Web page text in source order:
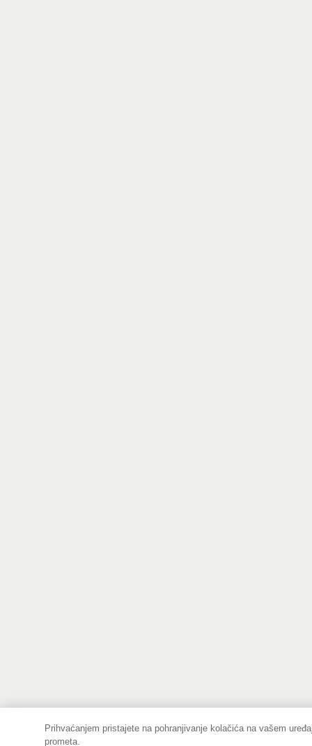
Prihvaćanjem pristajete na pohranjivanje kolačića na vašem
prometa.